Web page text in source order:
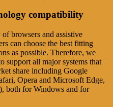
compatibility
browsers and assistive
can choose the best fitting
as possible. Therefore, we
support all major systems that
share including Google
Opera and Microsoft Edge,
both for Windows and for